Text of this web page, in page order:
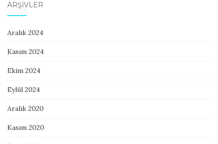
ARŞIVLER
Aralık 2024
Kasım 2024
Ekim 2024
Eylül 2024
Aralık 2020
Kasım 2020